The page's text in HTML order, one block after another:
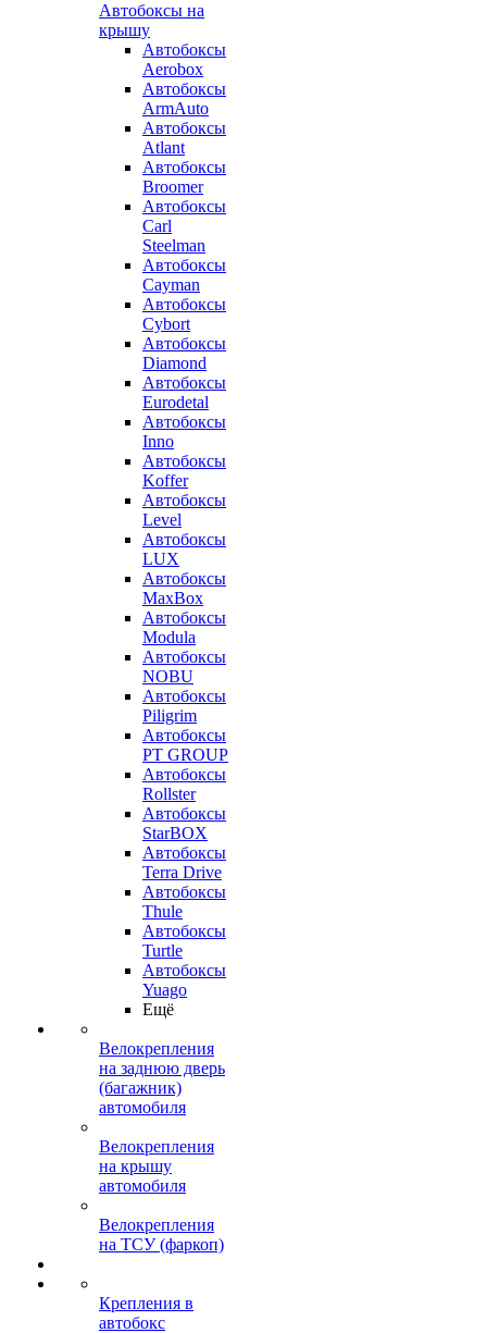
Автобоксы на
крышу
Автобоксы
Aerobox
Автобоксы
ArmAuto
Автобоксы
Atlant
Автобоксы
Broomer
Автобоксы
Carl
Steelman
Автобоксы
Cayman
Автобоксы
Cybort
Автобоксы
Diamond
Автобоксы
Eurodetal
Автобоксы
Inno
Автобоксы
Koffer
Автобоксы
Level
Автобоксы
LUX
Автобоксы
MaxBox
Автобоксы
Modula
Автобоксы
NOBU
Автобоксы
Piligrim
Автобоксы
PT GROUP
Автобоксы
Rollster
Автобоксы
StarBOX
Автобоксы
Terra Drive
Автобоксы
Thule
Автобоксы
Turtle
Автобоксы
Yuago
Ещё
Велокрепления
на заднюю дверь
(багажник)
автомобиля
Велокрепления
на крышу
автомобиля
Велокрепления
на ТСУ (фаркоп)
Крепления в
автобокс